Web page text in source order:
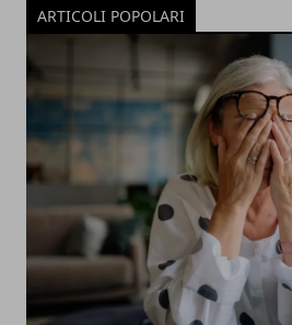
ARTICOLI POPOLARI